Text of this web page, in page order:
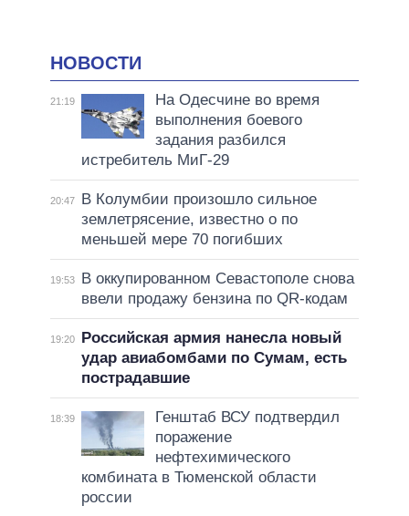
НОВОСТИ
21:19
На Одесчине во время
выполнения боевого
задания разбился
истребитель МиГ-29
20:47
В Колумбии произошло сильное
землетрясение, известно о по
меньшей мере 70 погибших
19:53
В оккупированном Севастополе снова
ввели продажу бензина по QR-кодам
19:20
Российская армия нанесла новый
удар авиабомбами по Сумам, есть
пострадавшие
18:39
Генштаб ВСУ подтвердил
поражение
нефтехимического
комбината в Тюменской области
россии